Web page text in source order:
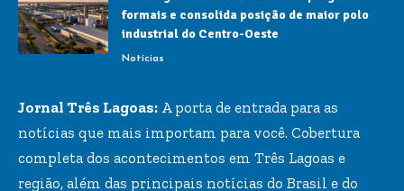
formais e consolida posição de maior polo
industrial do Centro-Oeste
Notícias
Jornal Três Lagoas: A porta de entrada para as
notícias que mais importam para você. Cobertura
completa dos acontecimentos em Três Lagoas e
região, além das principais notícias do Brasil e do